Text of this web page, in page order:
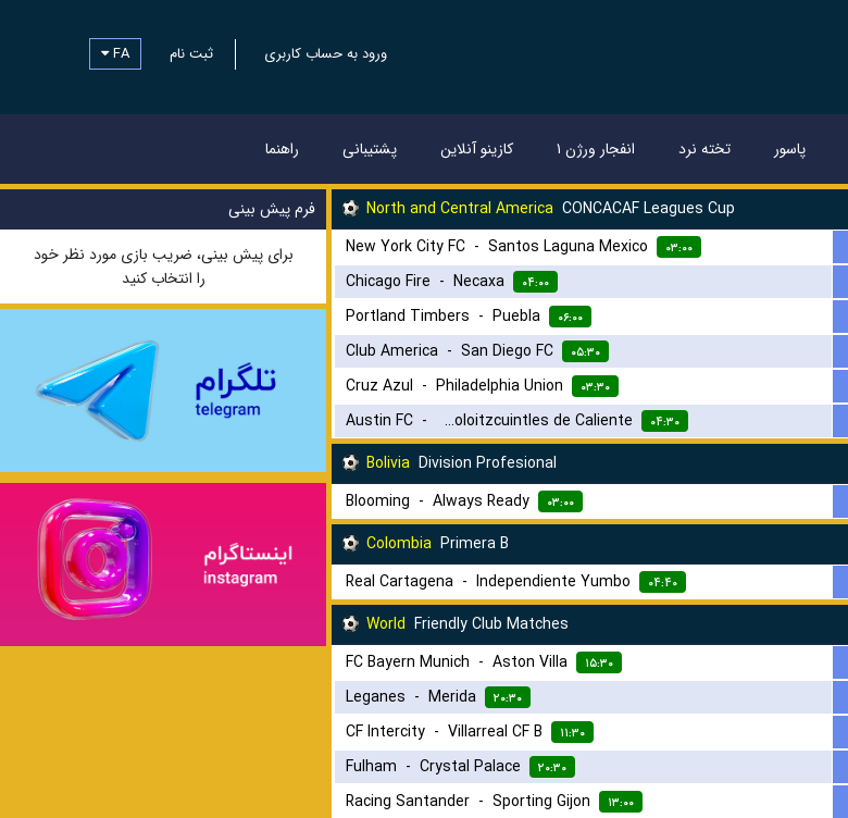
ورود به حساب کاربری ثبت نام FA
پاسور تخته نرد انفجار ورژن ۱ کازینو آنلاین پشتیبانی راهنما
North and Central America CONCACAF Leagues Cup
New York City FC - Santos Laguna Mexico ۰۳:۰۰
Chicago Fire - Necaxa ۰۴:۰۰
Portland Timbers - Puebla ۰۶:۰۰
Club America - San Diego FC ۰۵:۳۰
Cruz Azul - Philadelphia Union ۰۳:۳۰
Austin FC - Club Tijuana Xoloitzcuintles de Caliente ۰۴:۳۰
Bolivia Division Profesional
Blooming - Always Ready ۰۳:۰۰
Colombia Primera B
Real Cartagena - Independiente Yumbo ۰۴:۴۰
World Friendly Club Matches
FC Bayern Munich - Aston Villa ۱۵:۳۰
Leganes - Merida ۲۰:۳۰
CF Intercity - Villarreal CF B ۱۱:۳۰
Fulham - Crystal Palace ۲۰:۳۰
Racing Santander - Sporting Gijon ۱۳:۰۰
فرم پیش بینی
برای پیش بینی، ضریب بازی مورد نظر خود
را انتخاب کنید